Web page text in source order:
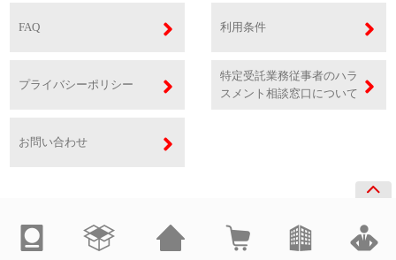
FAQ 利用条件
プライバシーポリシー
特定受託業務従事者のハラ
スメント相談窓口について
お問い合わせ